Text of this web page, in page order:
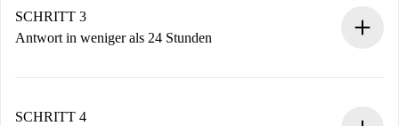
Denk daran, dass wir dich erst belasten, wenn der
Vermieter zustimmt.
SCHRITT 3
Antwort in weniger als 24 Stunden
stellen den Kontakt her.
SCHRITT 4